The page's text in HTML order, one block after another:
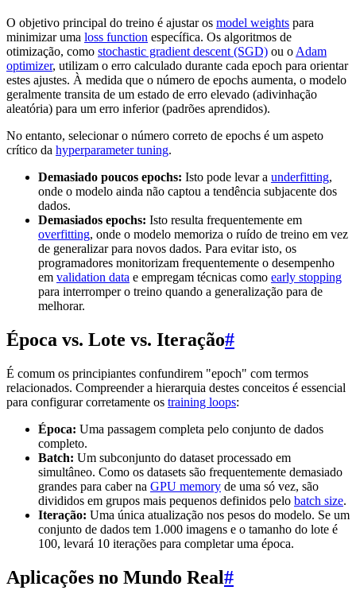
O objetivo principal do treino é ajustar os model weights para
minimizar uma loss function específica. Os algoritmos de
otimização, como stochastic gradient descent (SGD) ou o Adam
optimizer, utilizam o erro calculado durante cada epoch para orientar
estes ajustes. À medida que o número de epochs aumenta, o modelo
geralmente transita de um estado de erro elevado (adivinhação
aleatória) para um erro inferior (padrões aprendidos).
No entanto, selecionar o número correto de epochs é um aspeto
crítico da hyperparameter tuning.
Demasiado poucos epochs: Isto pode levar a underfitting,
onde o modelo ainda não captou a tendência subjacente dos
dados.
Demasiados epochs: Isto resulta frequentemente em
overfitting, onde o modelo memoriza o ruído de treino em vez
de generalizar para novos dados. Para evitar isto, os
programadores monitorizam frequentemente o desempenho
em validation data e empregam técnicas como early stopping
para interromper o treino quando a generalização para de
melhorar.
Época vs. Lote vs. Iteração#
É comum os principiantes confundirem "epoch" com termos
relacionados. Compreender a hierarquia destes conceitos é essencial
para configurar corretamente os training loops:
Época: Uma passagem completa pelo conjunto de dados
completo.
Batch: Um subconjunto do dataset processado em
simultâneo. Como os datasets são frequentemente demasiado
grandes para caber na GPU memory de uma só vez, são
divididos em grupos mais pequenos definidos pelo batch size.
Iteração: Uma única atualização nos pesos do modelo. Se um
conjunto de dados tem 1.000 imagens e o tamanho do lote é
100, levará 10 iterações para completar uma época.
Aplicações no Mundo Real#